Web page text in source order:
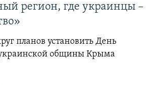
регион, где украинцы –
планов установить День
общины Крыма